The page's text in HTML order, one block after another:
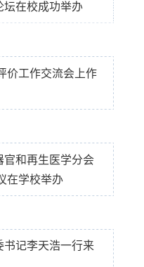
坛在校成功举办
价工作交流会上作
官和再生医学分会
在学校举办
书记李天浩一行来